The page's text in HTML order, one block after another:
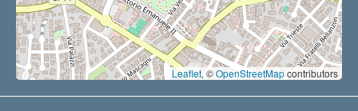
Leaflet, ©OpenStreetMapcontributors